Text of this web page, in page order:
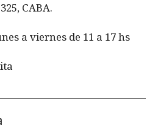
CABA.
a viernes de 11 a 17 hs